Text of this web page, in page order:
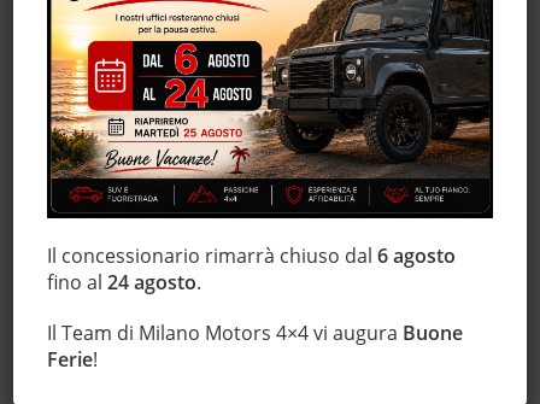
ESP
Fendinebbia
Immobilizzatore elettronico
Servosterzo
Specchietti laterali elettrici
Descrizione
Km – 5 porte – vernice metallizzata – cerchi da 16” –
Il concessionario rimarrà chiuso dal6 agosto
fino al24 agosto.
Il Team di Milano Motors 4×4 vi augura Buone
Ferie!